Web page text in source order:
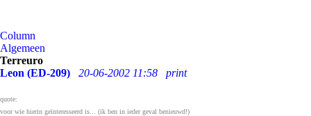
Column
Algemeen
Terreuro
Leon (ED-209)
20-06-2002 11:58 print
quote:
voor wie hierin geïnteresseerd is... (ik ben in ieder geval benieuwd!)